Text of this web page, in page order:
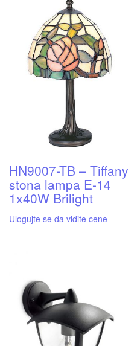
HN9007-TB – Tiffany
stona lampa E-14
1x40W Brilight
Ulogujte se da vidite cene